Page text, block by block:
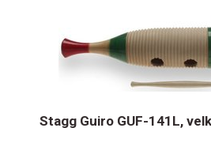
Stagg Guiro GUF-141L,